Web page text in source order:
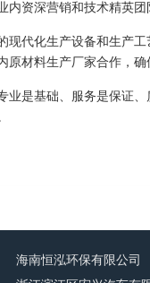
内资深营销和技术精英
现代化生产设备和生产
原材料生产厂家合作，
业是基础、服务是保证
海南恒泓环保有限公司